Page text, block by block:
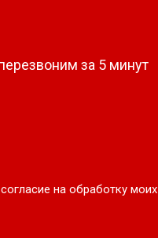
за 5 минут
на обработку моих